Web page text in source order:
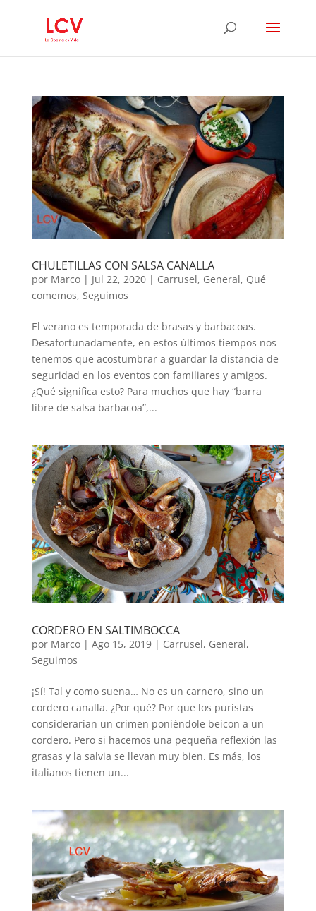
CHULETILLAS CON SALSA CANALLA
por Marco| Jul 22, 2020| Carrusel, General, Qué
comemos, Seguimos
El verano es temporada de brasas y barbacoas.
Desafortunadamente, en estos últimos tiempos nos
tenemos que acostumbrar a guardar la distancia de
seguridad en los eventos con familiares y amigos.
¿Qué significa esto? Para muchos que hay “barra
libre de salsa barbacoa”,...
CORDERO EN SALTIMBOCCA
por Marco| Ago 15, 2019| Carrusel, General,
Seguimos
¡Sí! Tal y como suena… No es un carnero, sino un
cordero canalla. ¿Por qué? Por que los puristas
considerarían un crimen poniéndole beicon a un
cordero. Pero si hacemos una pequeña reflexión las
grasas y la salvia se llevan muy bien. Es más, los
italianos tienen un...